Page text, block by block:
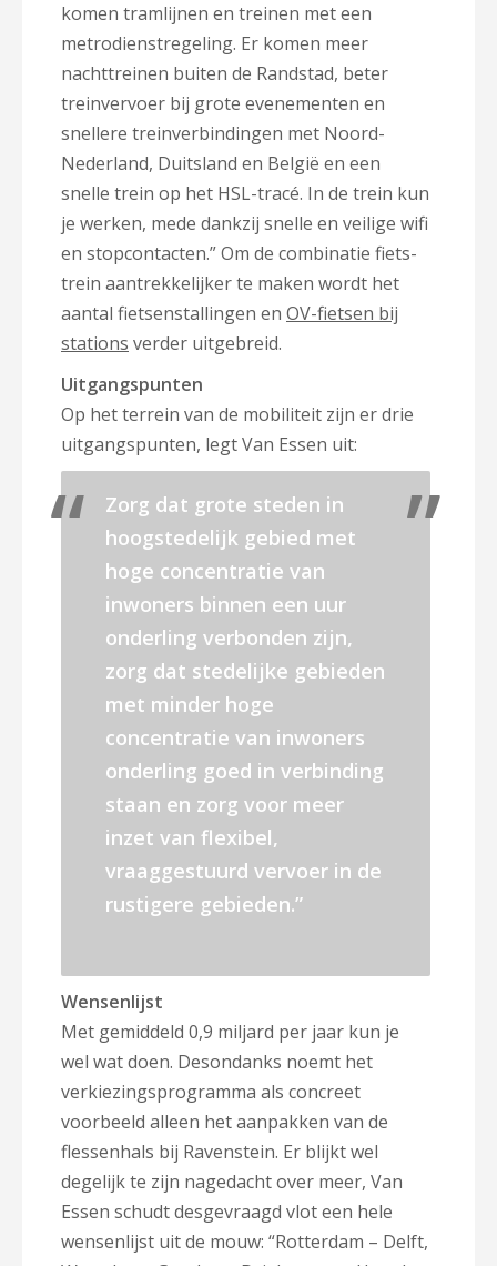
komen tramlijnen en treinen met een
metrodienstregeling. Er komen meer
nachttreinen buiten de Randstad, beter
treinvervoer bij grote evenementen en
snellere treinverbindingen met Noord-
Nederland, Duitsland en België en een
snelle trein op het HSL-tracé. In de trein kun
je werken, mede dankzij snelle en veilige wifi
en stopcontacten.” Om de combinatie fiets-
trein aantrekkelijker te maken wordt het
aantal fietsenstallingen en OV-fietsen bij
stations verder uitgebreid.
Uitgangspunten
Op het terrein van de mobiliteit zijn er drie
uitgangspunten, legt Van Essen uit:
Zorg dat grote steden in
hoogstedelijk gebied met
hoge concentratie van
inwoners binnen een uur
onderling verbonden zijn,
zorg dat stedelijke gebieden
met minder hoge
concentratie van inwoners
onderling goed in verbinding
staan en zorg voor meer
inzet van flexibel,
vraaggestuurd vervoer in de
rustigere gebieden.”
Wensenlijst
Met gemiddeld 0,9 miljard per jaar kun je
wel wat doen. Desondanks noemt het
verkiezingsprogramma als concreet
voorbeeld alleen het aanpakken van de
flessenhals bij Ravenstein. Er blijkt wel
degelijk te zijn nagedacht over meer, Van
Essen schudt desgevraagd vlot een hele
wensenlijst uit de mouw: “Rotterdam – Delft,